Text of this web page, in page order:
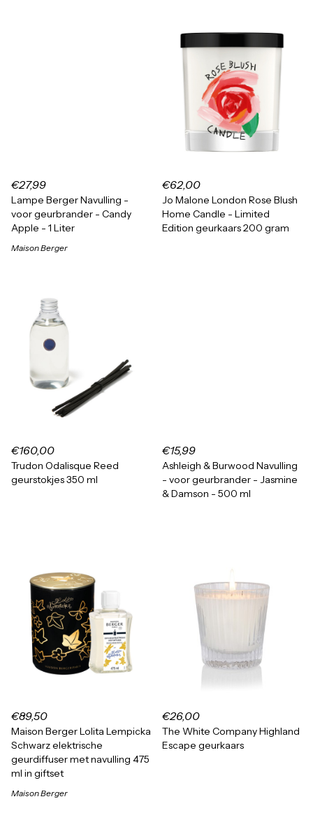
€27,99
Lampe Berger Navulling -
voor geurbrander - Candy
Apple - 1 Liter
Maison Berger
€62,00
Jo Malone London Rose Blush
Home Candle - Limited
Edition geurkaars 200 gram
€160,00
Trudon Odalisque Reed
geurstokjes 350 ml
€15,99
Ashleigh & Burwood Navulling
- voor geurbrander - Jasmine
& Damson - 500 ml
€89,50
Maison Berger Lolita Lempicka
Schwarz elektrische
geurdiffuser met navulling 475
ml in giftset
Maison Berger
€26,00
The White Company Highland
Escape geurkaars